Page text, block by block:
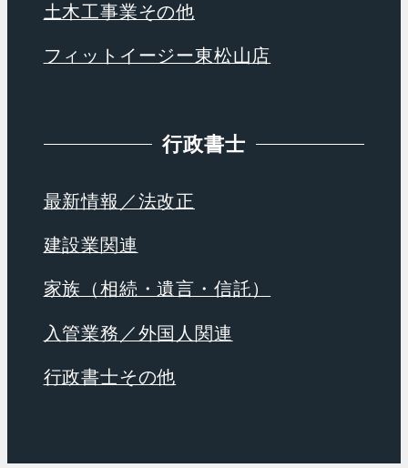
土木工事業その他
フィットイージー東松山店
行政書士
最新情報／法改正
建設業関連
家族（相続・遺言・信託）
入管業務／外国人関連
行政書士その他